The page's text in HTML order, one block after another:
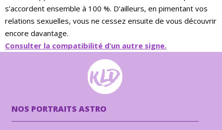
s’accordent ensemble à 100 %. D’ailleurs, en pimentant vos
relations sexuelles, vous ne cessez ensuite de vous découvrir
encore davantage.
Consulter la compatibilité d’un autre signe.
NOS PORTRAITS ASTRO